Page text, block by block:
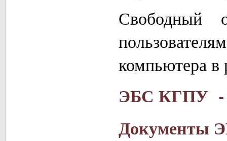
Свободный
компьютера в
ЭБС КГПУ -
Документы